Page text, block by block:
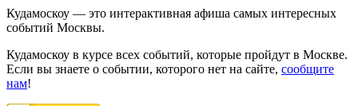
Кудамоскоу — это интерактивная афиша самых интересных
событий Москвы.
Кудамоскоу в курсе всех событий, которые пройдут в Москве.
Если вы знаете о событии, которого нет на сайте, сообщите
нам!